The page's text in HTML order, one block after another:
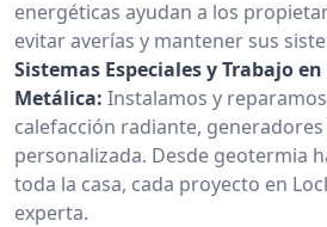
energéticas ayudan a los
evitar averías y mantener sus
Sistemas Especiales y Trabajo
Metálica: Instalamos y
calefacción radiante,
personalizada. Desde geotermia
toda la casa, cada proyecto en
experta.